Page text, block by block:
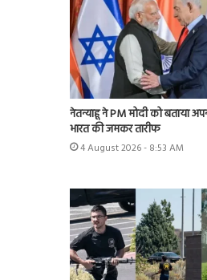
नेतन्याहू ने PM मोदी को बताया
भारत की जमकर तारीफ
4 August 2026 - 8:53 AM